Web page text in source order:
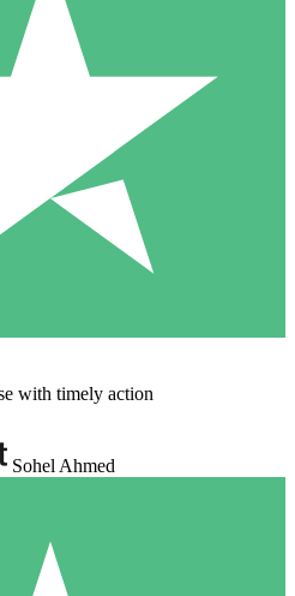
with timely action
Sohel Ahmed